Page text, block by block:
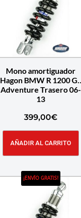
Mono amortiguador
Hagon BMW R 1200 GS
Adventure Trasero 06-
13
399,00€
AÑADIR AL CARRITO
¡ENVÍO GRATIS!